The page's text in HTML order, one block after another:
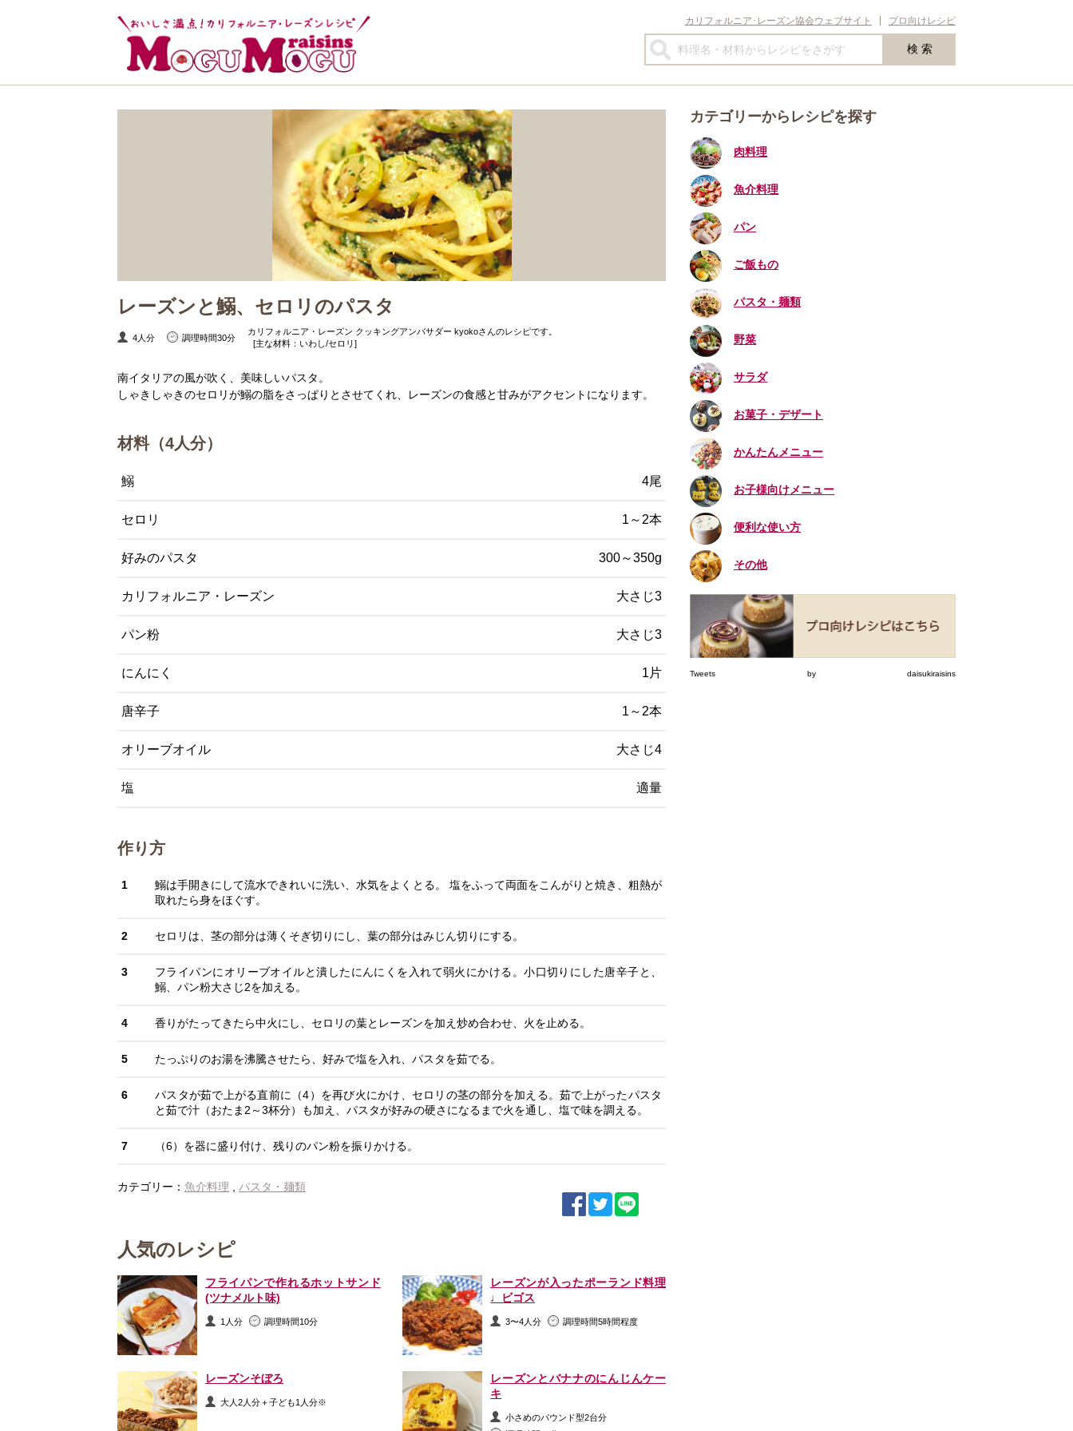
カリフォルニア･レーズン協会ウェブサイト プロ向けレシピ
レーズンと鰯、セロリのパスタ
4人分 調理時間30分
カリフォルニア・レーズン クッキングアンバサダー kyokoさんのレシピです。
[主な材料：いわし/セロリ]
南イタリアの風が吹く、美味しいパスタ。
しゃきしゃきのセロリが鰯の脂をさっぱりとさせてくれ、レーズンの食感と甘みがアクセントになります。
材料（4人分）
鰯 4尾
セロリ 1～2本
好みのパスタ 300～350g
カリフォルニア・レーズン 大さじ3
パン粉 大さじ3
にんにく 1片
唐辛子 1～2本
オリーブオイル 大さじ4
塩 適量
作り方
1
鰯は手開きにして流水できれいに洗い、水気をよくとる。 塩をふって両面をこんがりと焼き、粗熱が
取れたら身をほぐす。
2 セロリは、茎の部分は薄くそぎ切りにし、葉の部分はみじん切りにする。
3
フライパンにオリーブオイルと潰したにんにくを入れて弱火にかける。小口切りにした唐辛子と、
鰯、パン粉大さじ2を加える。
4 香りがたってきたら中火にし、セロリの葉とレーズンを加え炒め合わせ、火を止める。
5 たっぷりのお湯を沸騰させたら、好みで塩を入れ、パスタを茹でる。
6
パスタが茹で上がる直前に（4）を再び火にかけ、セロリの茎の部分を加える。茹で上がったパスタ
と茹で汁（おたま2～3杯分）も加え、パスタが好みの硬さになるまで火を通し、塩で味を調える。
7 （6）を器に盛り付け、残りのパン粉を振りかける。
カテゴリー： 魚介料理 , パスタ・麺類
人気のレシピ
フライパンで作れるホットサンド
(ツナメルト味)
1人分 調理時間10分
レーズンが入ったポーランド料理
♩ビゴス
3〜4人分 調理時間5時間程度
レーズンそぼろ
大人2人分＋子ども1人分※
レーズンとバナナのにんじんケー
キ
小さめのパウンド型2台分
カテゴリーからレシピを探す
肉料理
魚介料理
パン
ご飯もの
パスタ・麺類
野菜
サラダ
お菓子・デザート
かんたんメニュー
お子様向けメニュー
便利な使い方
その他
Tweets by daisukiraisins